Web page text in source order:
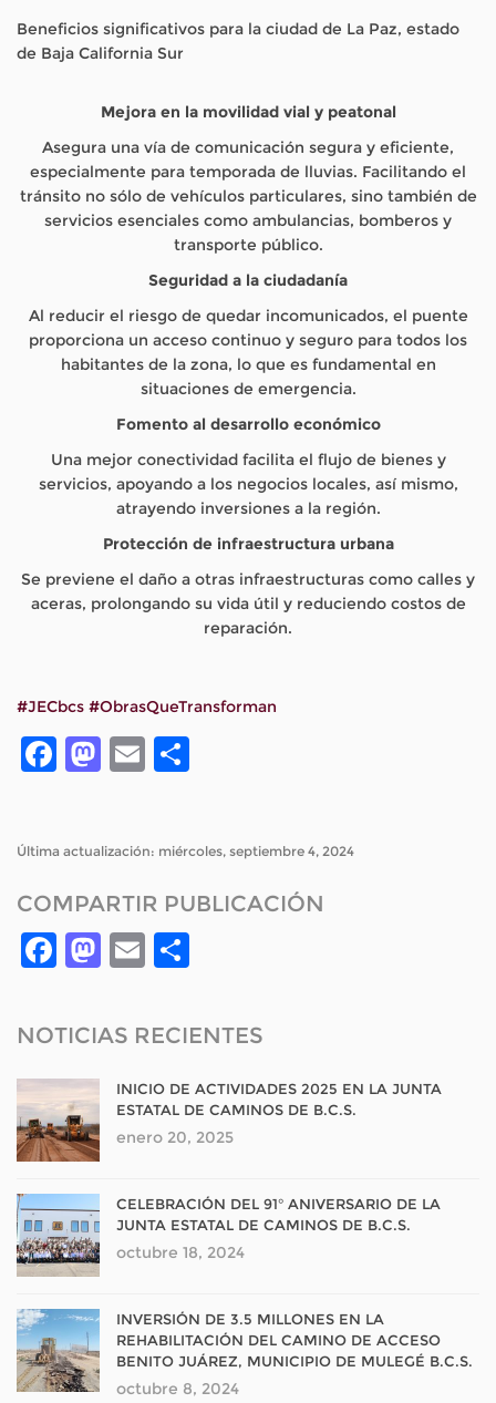
Beneficios significativos para la ciudad de La Paz, estado
de Baja California Sur
Mejora en la movilidad vial y peatonal
Asegura una vía de comunicación segura y eficiente,
especialmente para temporada de lluvias. Facilitando el
tránsito no sólo de vehículos particulares, sino también de
servicios esenciales como ambulancias, bomberos y
transporte público.
Seguridad a la ciudadanía
Al reducir el riesgo de quedar incomunicados, el puente
proporciona un acceso continuo y seguro para todos los
habitantes de la zona, lo que es fundamental en
situaciones de emergencia.
Fomento al desarrollo económico
Una mejor conectividad facilita el flujo de bienes y
servicios, apoyando a los negocios locales, así mismo,
atrayendo inversiones a la región.
Protección de infraestructura urbana
Se previene el daño a otras infraestructuras como calles y
aceras, prolongando su vida útil y reduciendo costos de
reparación.
#JECbcs #ObrasQueTransforman
Facebook
Mastodon
Email
Última actualización: miércoles, septiembre 4, 2024
COMPARTIR PUBLICACIÓN
Facebook
Mastodon
Email
NOTICIAS RECIENTES
INICIO DE ACTIVIDADES 2025 EN LA JUNTA
ESTATAL DE CAMINOS DE B.C.S.
enero 20, 2025
CELEBRACIÓN DEL 91° ANIVERSARIO DE LA
JUNTA ESTATAL DE CAMINOS DE B.C.S.
octubre 18, 2024
INVERSIÓN DE 3.5 MILLONES EN LA
REHABILITACIÓN DEL CAMINO DE ACCESO
BENITO JUÁREZ, MUNICIPIO DE MULEGÉ B.C.S.
octubre 8, 2024